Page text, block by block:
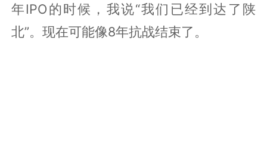
年IPO的时候，我说“我们已经到达了陕
北”。现在可能像8年抗战结束了。